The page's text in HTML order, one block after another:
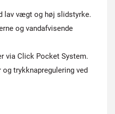
lav vægt og høj slidstyrke.
og vandafvisende
via Click Pocket System.
trykknapregulering ved